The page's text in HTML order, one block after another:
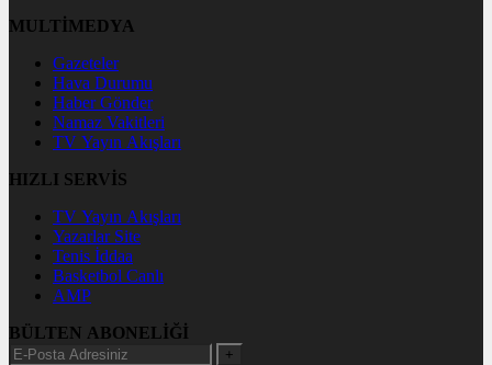
MULTİMEDYA
Gazeteler
Hava Durumu
Haber Gönder
Namaz Vakitleri
TV Yayın Akışları
HIZLI SERVİS
TV Yayın Akışları
Yazarlar Site
Tenis İddaa
Basketbol Canlı
AMP
BÜLTEN ABONELİĞİ
+